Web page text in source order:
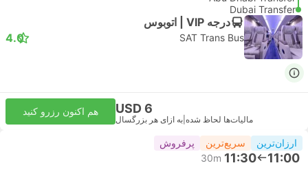
Dubai Transfer
درجه VIP | اتوبوس
SAT Trans Bus
4.0
USD 6
مالیات‌ها لحاظ شده به ازای هر بزرگسال
هم اکنون رزرو کنید
ارزان‌ترین سریع‌ترین پرفروش
11:00
11:30
30m